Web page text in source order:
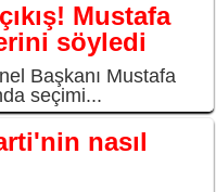
Mustafa
söyledi
Başkanı Mustafa
seçimi...
nasıl